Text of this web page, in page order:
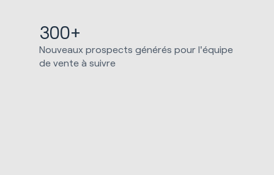
300+
Nouveaux prospects générés pour l'équipe
de vente à suivre